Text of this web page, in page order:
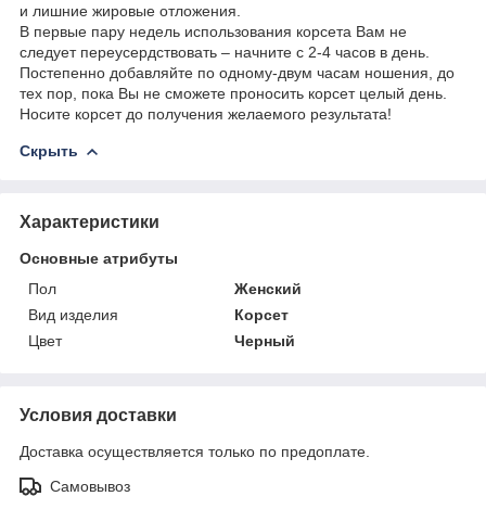
и лишние жировые отложения.
В первые пару недель использования корсета Вам не
следует переусердствовать – начните с 2-4 часов в день.
Постепенно добавляйте по одному-двум часам ношения, до
тех пор, пока Вы не сможете проносить корсет целый день.
Носите корсет до получения желаемого результата!
Скрыть
Характеристики
Основные атрибуты
Пол
Женский
Вид изделия
Корсет
Цвет
Черный
Условия доставки
Доставка осуществляется только по предоплате.
Самовывоз